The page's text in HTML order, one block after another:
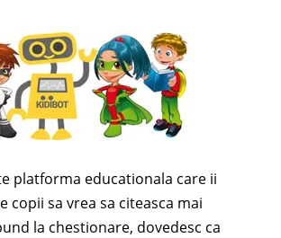
platforma educationala care ii
copii sa vrea sa citeasca mai
la chestionare, dovedesc ca